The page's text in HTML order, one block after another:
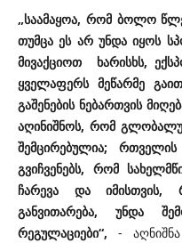
„საამაყოა, რომ ბოლო
თუმცა ეს არ უნდა იყოს
მივაქციოთ ხარისხს,
ყველაფერს მეწარმე
გაშენების ნებართვის
აღინიშნოს, რომ
შემცირებულია;
გვიჩვენებს, რომ
ჩარევა და
განვითარება, უნდა
რეგულაციები“, -